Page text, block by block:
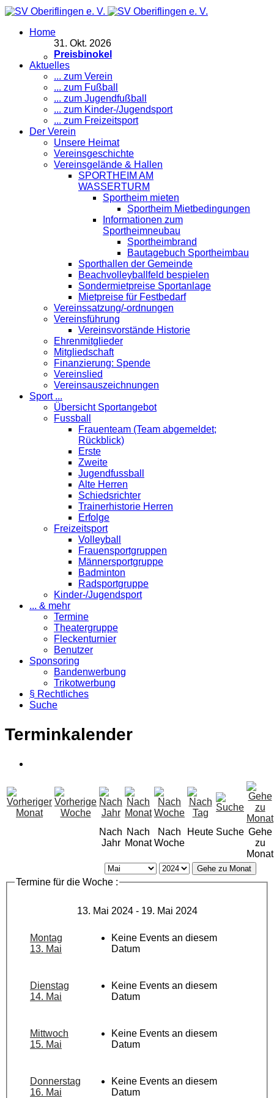
Home
31. Okt. 2026
Preisbinokel
Aktuelles
... zum Verein
... zum Fußball
... zum Jugendfußball
... zum Kinder-/Jugendsport
... zum Freizeitsport
Der Verein
Unsere Heimat
Vereinsgeschichte
Vereinsgelände & Hallen
SPORTHEIM AM
WASSERTURM
Sportheim mieten
Sportheim Mietbedingungen
Informationen zum
Sportheimneubau
Sportheimbrand
Bautagebuch Sportheimbau
Sporthallen der Gemeinde
Beachvolleyballfeld bespielen
Sondermietpreise Sportanlage
Mietpreise für Festbedarf
Vereinssatzung/-ordnungen
Vereinsführung
Vereinsvorstände Historie
Ehrenmitglieder
Mitgliedschaft
Finanzierung: Spende
Vereinslied
Vereinsauszeichnungen
Sport ...
Übersicht Sportangebot
Fussball
Frauenteam (Team abgemeldet;
Rückblick)
Erste
Zweite
Jugendfussball
Alte Herren
Schiedsrichter
Trainerhistorie Herren
Erfolge
Freizeitsport
Volleyball
Frauensportgruppen
Männersportgruppe
Badminton
Radsportgruppe
Kinder-/Jugendsport
... & mehr
Termine
Theatergruppe
Fleckenturnier
Benutzer
Sponsoring
Bandenwerbung
Trikotwerbung
§ Rechtliches
Suche
Terminkalender
Nach
Jahr
Nach
Monat
Nach
Woche
Heute Suche Gehe
zu
Monat
Gehe zu Monat
Termine für die Woche :
13. Mai 2024 - 19. Mai 2024
Montag
13. Mai
Keine Events an diesem
Datum
Dienstag
14. Mai
Keine Events an diesem
Datum
Mittwoch
15. Mai
Keine Events an diesem
Datum
Donnerstag
16. Mai
Keine Events an diesem
Datum